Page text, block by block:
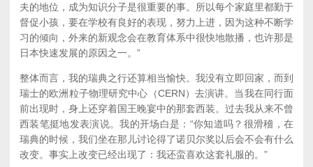
夫的地位，成为知识分子是很重要的事。所以每个家庭里都勤于
督促小孩，要在学校有良好的表现，努力上进，因为这种不断学
习的倾向，外来的新观念会在教育体系中很快地散播，也许那是
日本快速发展的原因之一。”
整体而言，我的瑞典之行还算相当愉快。我没有立即回家，而到
瑞士的欧洲粒子物理研究中心（CERN）去演讲。当我在同行面
前出现时，身上还穿着国王晚宴中的那套西装。过去我从来不曾
西装笔挺地发表演说。我的开场白是：“你知道吗？很滑稽，在
瑞典的时候，我们坐在那儿讨论得了诺贝尔奖以后会不会有什么
改变。事实上改变已经出现了：我还蛮喜欢这套礼服的。”